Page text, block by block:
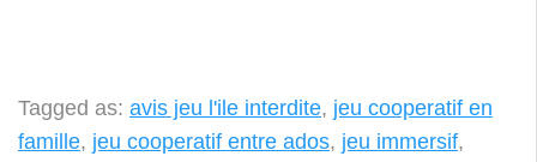
Tagged as: avis jeu l'ile interdite, jeu cooperatif en
famille, jeu cooperatif entre ados, jeu immersif,